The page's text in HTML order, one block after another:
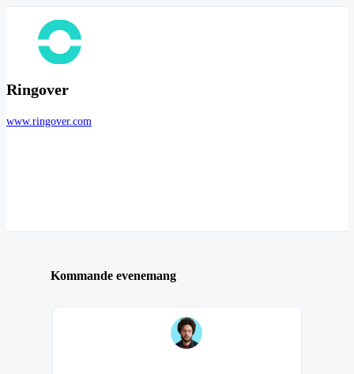
Ringover
www.ringover.com
Kommande evenemang